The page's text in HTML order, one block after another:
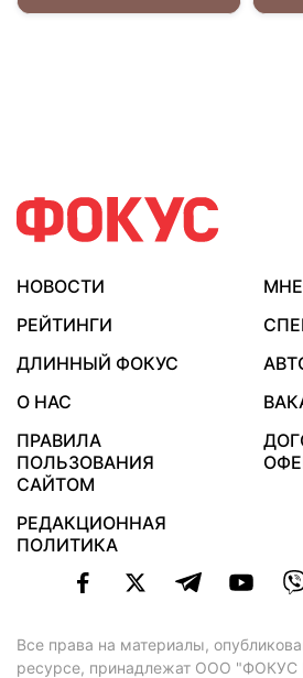
НОВОСТИ
РЕЙТИНГИ
ДЛИННЫЙ ФОКУС
О НАС
ПРАВИЛА
ПОЛЬЗОВАНИЯ
САЙТОМ
РЕДАКЦИОННАЯ
ПОЛИТИКА
Все права на материалы,
ресурсе, принадлежат ООО